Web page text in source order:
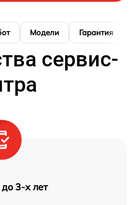
Модели Гарантия
сервис-
3-х лет